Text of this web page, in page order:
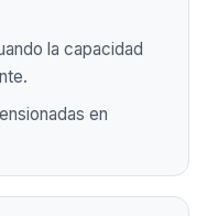
la capacidad
en